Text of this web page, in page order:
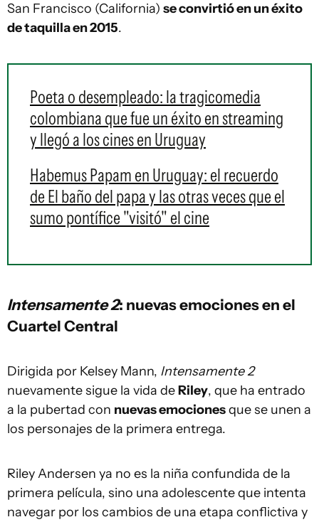
San Francisco (California) se convirtió en un éxito
de taquilla en 2015.
Poeta o desempleado: la tragicomedia
colombiana que fue un éxito en streaming
y llegó a los cines en Uruguay
Habemus Papam en Uruguay: el recuerdo
de El baño del papa y las otras veces que el
sumo pontífice "visitó" el cine
Intensamente 2: nuevas emociones en el
Cuartel Central
Dirigida por Kelsey Mann, Intensamente 2
nuevamente sigue la vida deRiley, que ha entrado
a la pubertad con nuevas emocionesque se unen a
los personajes de la primera entrega.
Riley Andersen ya no es la niña confundida de la
primera película, sino una adolescente que intenta
navegar por los cambios de una etapa conflictiva y